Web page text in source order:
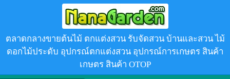
ตลาดกลางขายต้นไม้ ตกแต่งสวน รับจัดสวน บ้านและสวน ไม้
ดอกไม้ประดับ อุปกรณ์ตกแต่งสวน อุปกรณ์การเกษตร สินค้า
เกษตร สินค้า OTOP